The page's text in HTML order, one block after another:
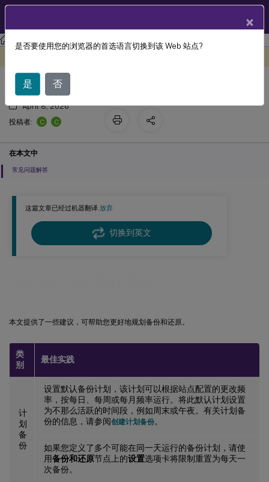
Citrix Virtual Apps and Desktops7 2511
这篇文章已经过机器翻译.放弃
切换到英文
本文提供了一些建议，可帮助您更好地规划备份和还原。
类
别
最佳实践
计
划
备
份
设置默认备份计划，该计划可以根据站点配置的更改频
率，按每日、每周或每月频率运行。将此默认计划设置
为不那么活跃的时间段，例如周末或午夜。有关计划备
份的信息，请参阅创建计划备份。
如果您定义了多个可能在同一天运行的备份计划，请使
用备份和还原节点上的设置选项卡将限制重置为每天一
次备份。
备份和还原的最佳实践
April 8, 2026
投稿者:
C C
在本文中
常见问题解答
×
是否要使用您的浏览器的首选语言切换到该 Web 站点?
是 否